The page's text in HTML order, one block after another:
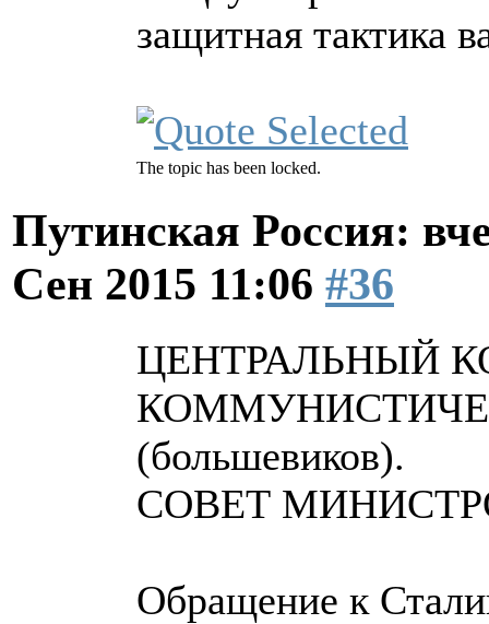
защитная тактика
The topic has been locked.
Путинская Россия:
Сен 2015 11:06 #36
ЦЕНТРАЛЬНЫЙ
(большевиков).
СОВЕТ
Обращение к